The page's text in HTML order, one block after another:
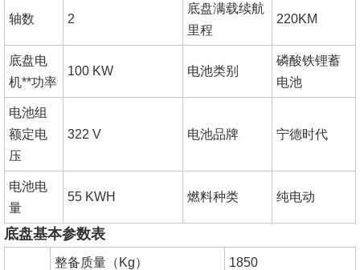
轴数 2
底盘满载续航
里程
220KM
底盘电
机**功率
100 KW 电池类别
磷酸铁锂蓄
电池
电池组
额定电
压
322 V 电池品牌 宁德时代
电池电
量
55 KWH 燃料种类 纯电动
底盘基本参数表
整备质量（Kg） 1850